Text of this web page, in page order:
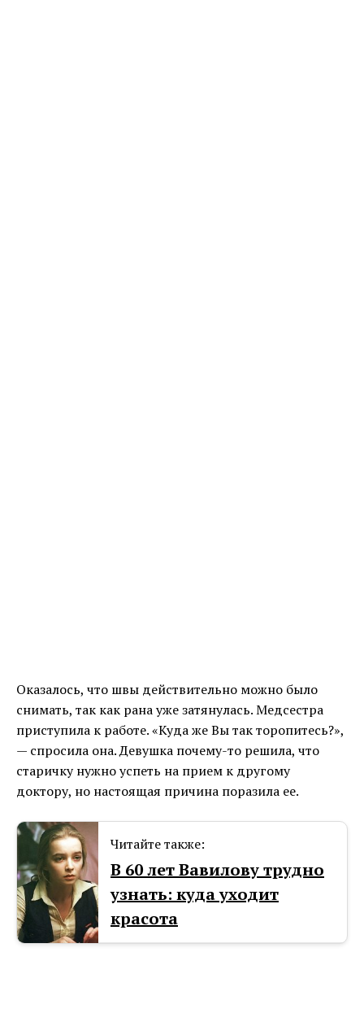
Оказалось, что швы действительно можно было
снимать, так как рана уже затянулась. Медсестра
приступила к работе. «Куда же Вы так торопитесь?»,
— спросила она. Девушка почему-то решила, что
старичку нужно успеть на прием к другому
доктору, но настоящая причина поразила ее.
Читайте также:
В 60 лет Вавилову трудно
узнать: куда уходит
красота